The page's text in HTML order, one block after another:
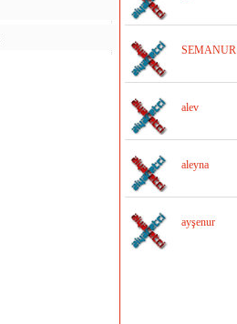
SEMANUR
alev
aleyna
ayşenur